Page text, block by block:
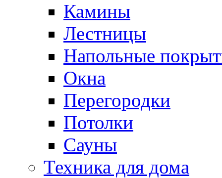
Камины
Лестницы
Напольные
Окна
Перегородки
Потолки
Сауны
Техника для дома